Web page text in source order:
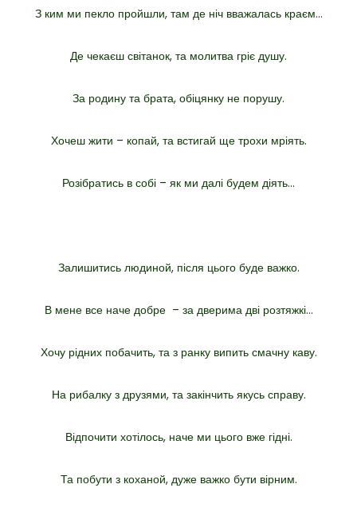
З ким ми пекло пройшли, там де ніч вважалась краєм…
Де чекаєш світанок, та молитва гріє душу.
За родину та брата, обіцянку не порушу.
Хочеш жити – копай, та встигай ще трохи мріять.
Розібратись в собі – як ми далі будем діять…
Залишитись людиной, після цього буде важко.
В мене все наче добре – за дверима дві розтяжкі…
Хочу рідних побачить, та з ранку випить смачну каву.
На рибалку з друзями, та закінчить якусь справу.
Відпочити хотілось, наче ми цього вже гідні.
Та побути з коханой, дуже важко бути вірним.